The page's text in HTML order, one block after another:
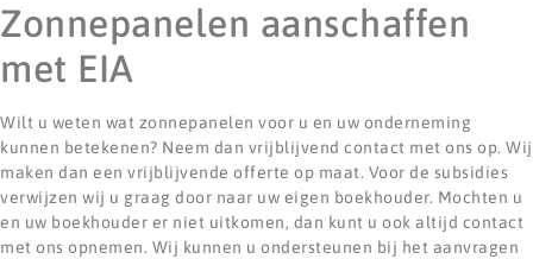
Zonnepanelen aanschaffen
met EIA
Wilt u weten wat zonnepanelen voor u en uw onderneming
kunnen betekenen? Neem dan vrijblijvend contact met ons op. Wij
maken dan een vrijblijvende offerte op maat. Voor de subsidies
verwijzen wij u graag door naar uw eigen boekhouder. Mochten u
en uw boekhouder er niet uitkomen, dan kunt u ook altijd contact
met ons opnemen. Wij kunnen u ondersteunen bij het aanvragen